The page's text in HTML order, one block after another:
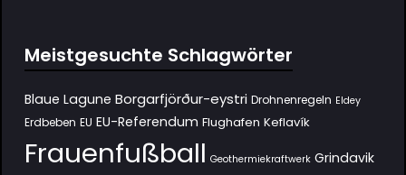
Meistgesuchte Schlagwörter
Blaue Lagune Borgarfjörður-eystri Drohnenregeln Eldey
Erdbeben EU EU-Referendum Flughafen Keflavík
Frauenfußball Geothermiekraftwerk Grindavik